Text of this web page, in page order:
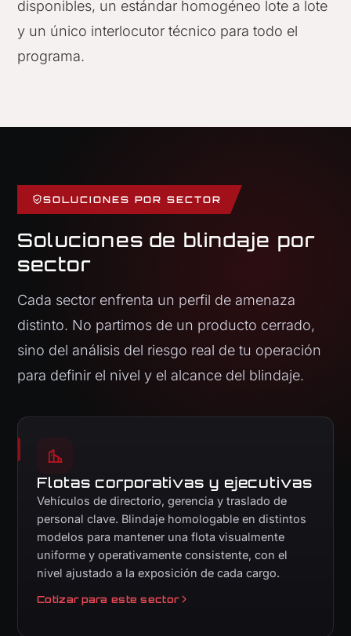
disponibles, un estándar homogéneo lote a lote
y un único interlocutor técnico para todo el
programa.
SOLUCIONES POR SECTOR
Soluciones de blindaje por
sector
Cada sector enfrenta un perfil de amenaza
distinto. No partimos de un producto cerrado,
sino del análisis del riesgo real de tu operación
para definir el nivel y el alcance del blindaje.
Flotas corporativas y ejecutivas
Vehículos de directorio, gerencia y traslado de
personal clave. Blindaje homologable en distintos
modelos para mantener una flota visualmente
uniforme y operativamente consistente, con el
nivel ajustado a la exposición de cada cargo.
Cotizar para este sector